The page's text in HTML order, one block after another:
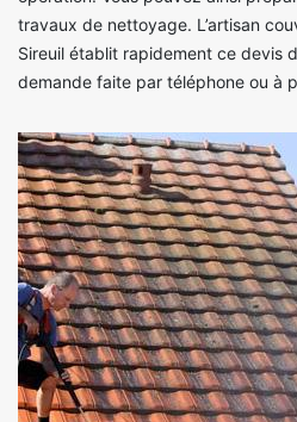
travaux de nettoyage. L’artisan
Sireuil établit rapidement ce devis
demande faite par téléphone ou à